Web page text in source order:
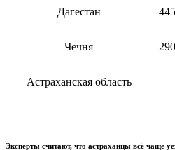
Дагестан
Чечня
Астраханская область —
Эксперты считают, что астраханцы всё чаще